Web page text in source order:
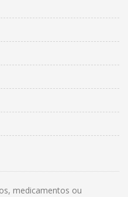
medicamentos ou